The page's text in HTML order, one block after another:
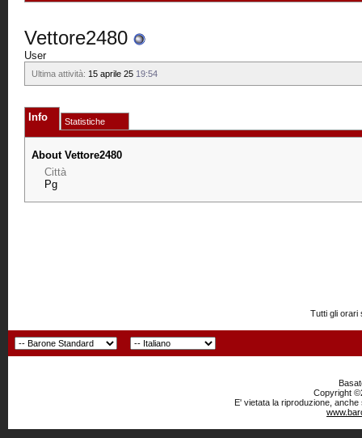
Vettore2480
User
Ultima attività: 15 aprile 25 19:54
Info Statistiche
About Vettore2480
Città
Pg
Tutti gli orari
Copyright
E' vietata la riproduzione,